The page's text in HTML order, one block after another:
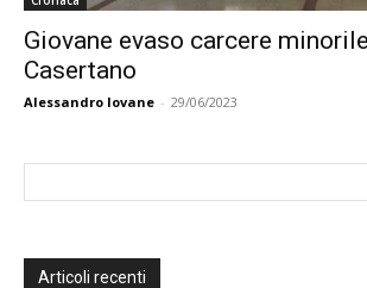
Giovane evaso carcere
Casertano
Alessandro Iovane - 29/06/2023
Articoli recenti